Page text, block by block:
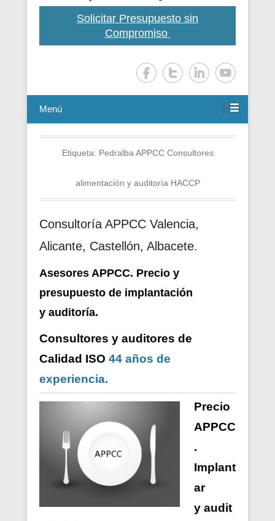
Solicitar Presupuesto sin
Compromiso
Menú
Etiqueta: Pedralba APPCC Consultores
alimentación y auditoría HACCP
Consultoría APPCC Valencia,
Alicante, Castellón, Albacete.
Asesores APPCC. Precio y
presupuesto de implantación
y auditoría.
Consultores y auditores de
Calidad ISO 44 años de
experiencia.
Precio
APPCC
.
Implant
ar
y audit